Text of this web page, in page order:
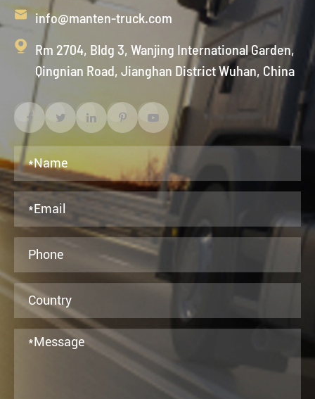
 info@manten-truck.com

Rm 2704, Bldg 3, Wanjing International Garden,
Qingnian Road, Jianghan District Wuhan, China